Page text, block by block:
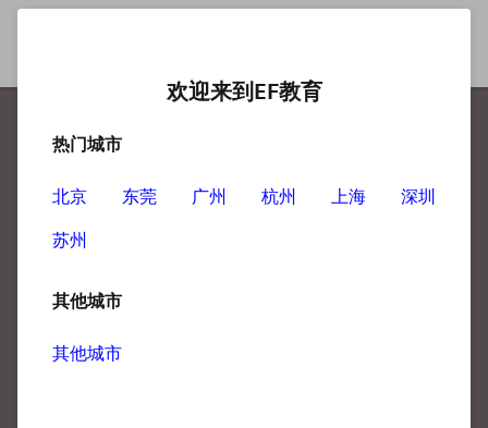
提升英语
更要提升职场竞争力
欢迎来到EF教育
热门城市
北京 东莞 广州 杭州 上海
深圳
苏州
其他城市
其他城市